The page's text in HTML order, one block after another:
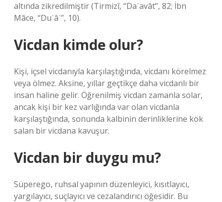
altında zikredilmiştir (Tirmizî, “Daʿavât”, 82; İbn
Mâce, “Duʿâʾ”, 10).
Vicdan kimde olur?
Kişi, içsel vicdanıyla karşılaştığında, vicdanı körelmez
veya ölmez. Aksine, yıllar geçtikçe daha vicdanlı bir
insan haline gelir. Öğrenilmiş vicdan zamanla solar,
ancak kişi bir kez varlığında var olan vicdanla
karşılaştığında, sonunda kalbinin derinliklerine kök
salan bir vicdana kavuşur.
Vicdan bir duygu mu?
Süperego, ruhsal yapının düzenleyici, kısıtlayıcı,
yargılayıcı, suçlayıcı ve cezalandırıcı öğesidir. Bu